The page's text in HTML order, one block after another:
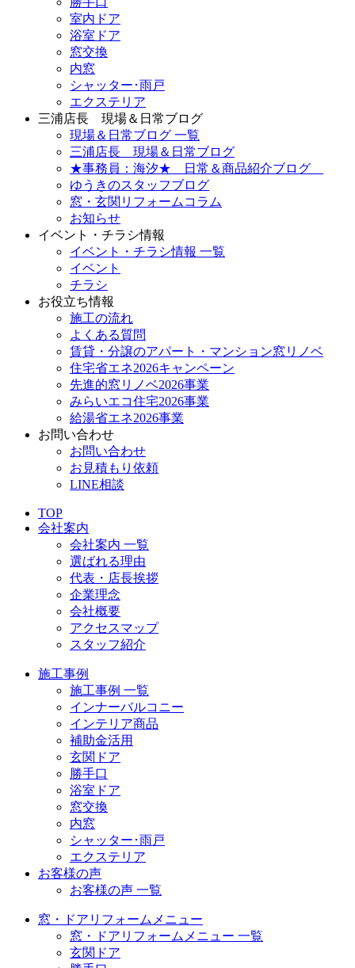
室内ドア
浴室ドア
窓交換
内窓
シャッター･雨戸
エクステリア
三浦店長 現場＆日常ブログ
現場＆日常ブログ 一覧
三浦店長 現場＆日常ブログ
★事務員：海汐★ 日常＆商品紹介ブログ
ゆうきのスタッフブログ
窓・玄関リフォームコラム
お知らせ
イベント・チラシ情報
イベント・チラシ情報 一覧
イベント
チラシ
お役立ち情報
施工の流れ
よくある質問
賃貸・分譲のアパート・マンション窓リノベ
住宅省エネ2026キャンペーン
先進的窓リノベ2026事業
みらいエコ住宅2026事業
給湯省エネ2026事業
お問い合わせ
お問い合わせ
お見積もり依頼
LINE相談
TOP
会社案内
会社案内 一覧
選ばれる理由
代表・店長挨拶
企業理念
会社概要
アクセスマップ
スタッフ紹介
施工事例
施工事例 一覧
インナーバルコニー
インテリア商品
補助金活用
玄関ドア
勝手口
浴室ドア
窓交換
内窓
シャッター･雨戸
エクステリア
お客様の声
お客様の声 一覧
窓・ドアリフォームメニュー
窓・ドアリフォームメニュー 一覧
玄関ドア